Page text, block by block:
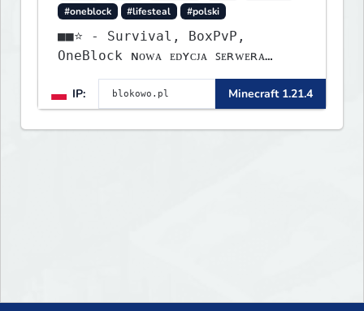
#oneblock
#lifesteal #polski
■■⭐ - Survival, BoxPvP,
OneBlock ɴᴏᴡᴀ ᴇᴅʏᴄᴊᴀ ꜱᴇʀᴡᴇʀᴀ
ᴡʏꜱᴛᴀʀᴛᴏᴡᴀʟᴀ!
IP:
Minecraft 1.21.4